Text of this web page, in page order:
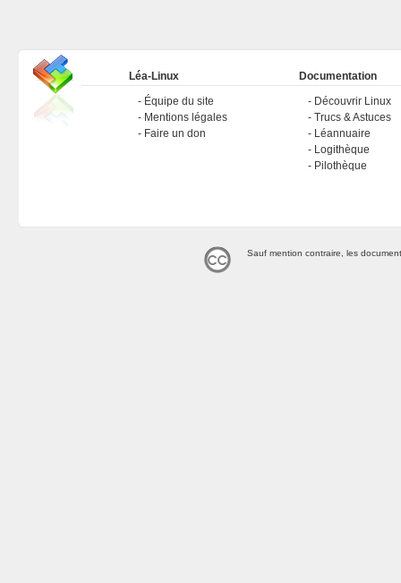
Léa-Linux
Équipe du site
Mentions légales
Faire un don
Documentation
Découvrir Linux
Trucs & Astuces
Léannuaire
Logithèque
Pilothèque
Sauf mention contraire, les